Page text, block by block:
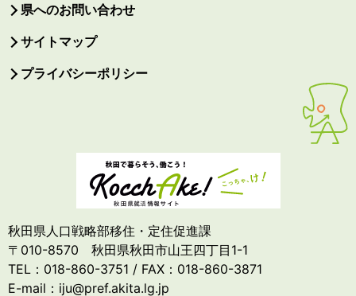
県へのお問い合わせ
サイトマップ
プライバシーポリシー
秋田県人口戦略部移住・定住促進課
〒010-8570 秋田県秋田市山王四丁目1-1
TEL：018-860-3751 / FAX：018-860-3871
E-mail：iju@pref.akita.lg.jp